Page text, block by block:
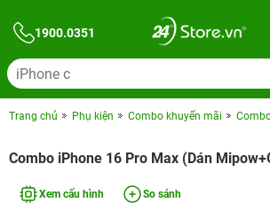
1900.0351
Trang chủ Phụ kiện Combo khuyến mãi
Combo iPhone 16 Pro Max (Dán
Xem cấu hình So sánh